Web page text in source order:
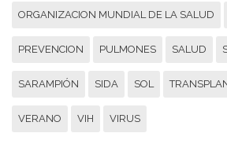
ORGANIZACION MUNDIAL DE LA SALUD
PREVENCION PULMONES SALUD
SARAMPIÓN SIDA SOL
VERANO VIH VIRUS